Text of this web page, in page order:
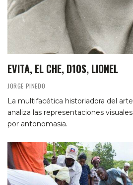
EVITA, EL CHE, D10S, LIONEL
JORGE PINEDO
La multifacética historiadora del
analiza las representaciones
por antonomasia.